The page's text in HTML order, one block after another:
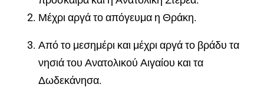
Μέχρι αργά το απόγευμα η Θράκη.
Από το μεσημέρι και μέχρι αργά το βράδυ τα
νησιά του Ανατολικού Αιγαίου και τα
Δωδεκάνησα.